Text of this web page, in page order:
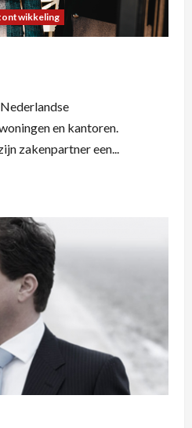
en kantoren.
zakenpartner een...